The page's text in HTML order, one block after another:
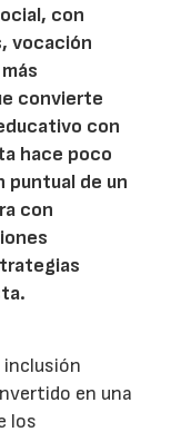
con
vocación
convierte
con
hace poco
puntual de un
con
inclusión
en una
los